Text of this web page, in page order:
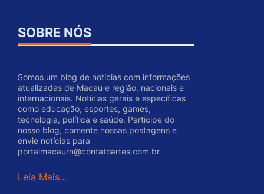
SOBRE NÓS
Somos um blog de notícias com informações
atualizadas de Macau e região, nacionais e
internacionais. Notícias gerais e específicas
como educação, esportes, games,
tecnologia, política e saúde. Participe do
nosso blog, comente nossas postagens e
envie notícias para
portalmacaurn@contatoartes.com.br
Leia Mais...